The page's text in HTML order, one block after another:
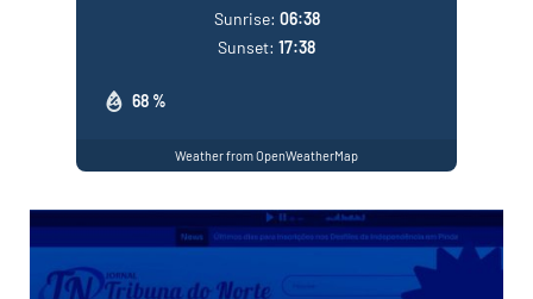
68 %
Sunrise: 06:38
Sunset: 17:38
Weather from OpenWeatherMap